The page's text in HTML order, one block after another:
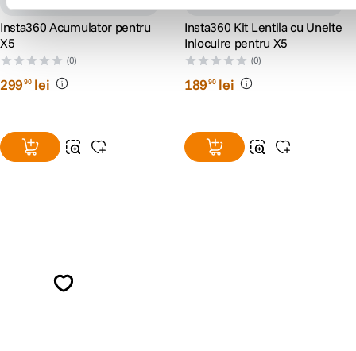
Insta360 Acumulator pentru
X5
(0)
29990 lei
Insta360 Kit Lentila cu Unelte
Inlocuire pentru X5
(0)
18990 lei